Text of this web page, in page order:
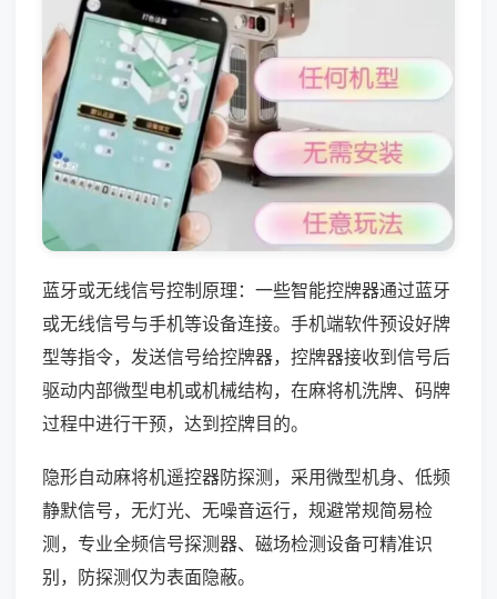
蓝牙或无线信号控制原理：一些智能控牌器通过蓝牙
或无线信号与手机等设备连接。手机端软件预设好牌
型等指令，发送信号给控牌器，控牌器接收到信号后
驱动内部微型电机或机械结构，在麻将机洗牌、码牌
过程中进行干预，达到控牌目的。
隐形自动麻将机遥控器防探测，采用微型机身、低频
静默信号，无灯光、无噪音运行，规避常规简易检
测，专业全频信号探测器、磁场检测设备可精准识
别，防探测仅为表面隐蔽。